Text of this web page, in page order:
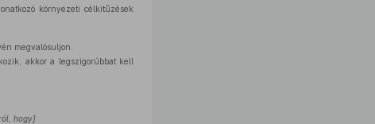
környezeti célkitűzések
megvalósuljon.
akkor a legszigorúbbat kell
hogy]